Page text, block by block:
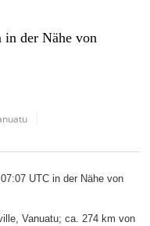
in der Nähe von
UTC in der Nähe von
Vanuatu; ca. 274 km von